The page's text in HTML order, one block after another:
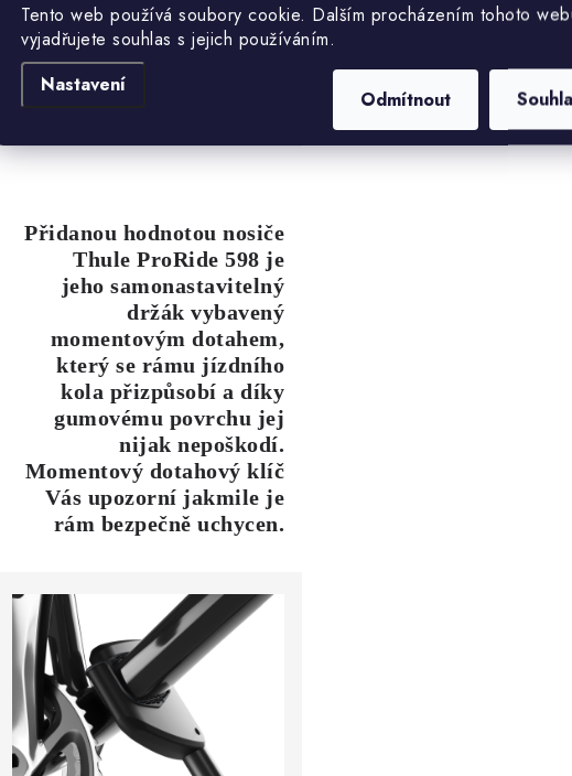
Tento web používá soubory cookie. Dalším procházením tohoto
vyjadřujete souhlas s jejich používáním.
Nastavení
Odmítnout
Přidanou hodnotou nosiče
Thule ProRide 598 je
jeho samonastavitelný
držák vybavený
momentovým dotahem,
který se rámu jízdního
kola přizpůsobí a díky
gumovému povrchu jej
nijak nepoškodí.
Momentový dotahový klíč
Vás upozorní jakmile je
rám bezpečně uchycen.